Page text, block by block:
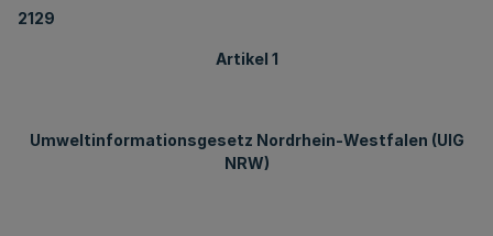
2129
Artikel 1
Umweltinformationsgesetz Nordrhein-Westfalen (UIG
NRW)